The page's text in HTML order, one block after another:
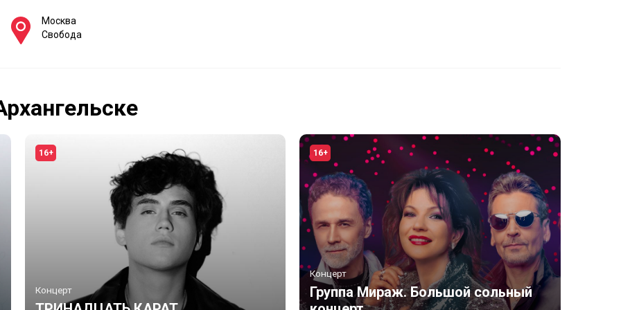
Москва
Свобода
16+
Концерт
16+
Концерт
Группа Мираж. Большой сольный